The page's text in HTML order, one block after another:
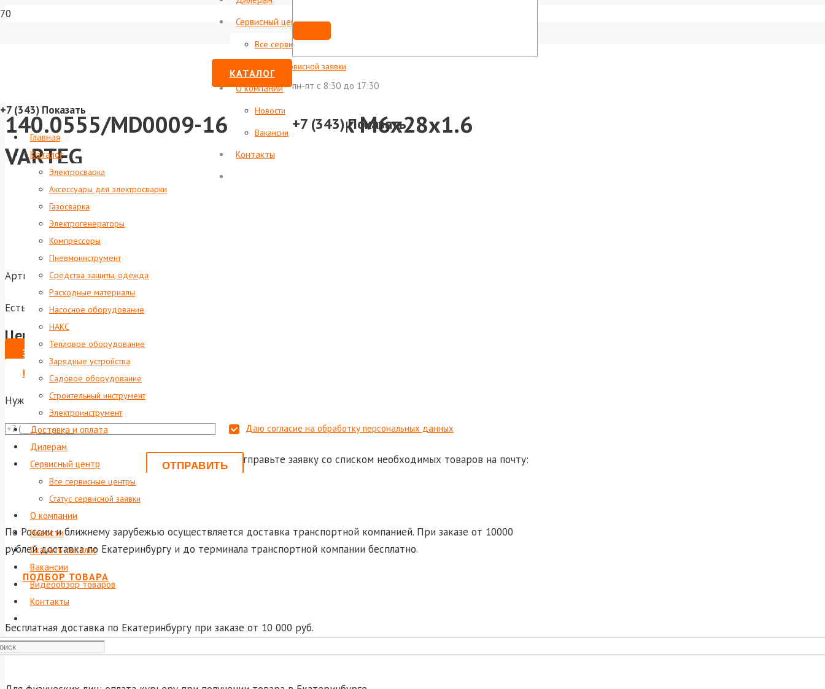
Сервисный центр
Все сервисные центры
Статус сервисной заявки
О компании
Новости
Вакансии
Контакты
КАТАЛОГ
пн-пт c 8:30 до 17:30
+7 (343)Показать
+7 (343) Показать
Главная
Каталог
Электросварка
Аксессуары для электросварки
Газосварка
Электрогенераторы
Компрессоры
Пневмоинструмент
Средства защиты, одежда
Расходные материалы
Насосное оборудование
НАКС
Тепловое оборудование
Зарядные устройства
Садовое оборудование
Строительный инструмент
Электроинструмент
Доставка и оплата
Дилерам
Сервисный центр
Все сервисные центры
Статус сервисной заявки
О компании
Новости
Скачать каталог
Вакансии
Видеообзор товаров
Контакты
140.0555/MD0009-16 Наконечник М6х28х1.6
VARTEG
Артикул: foxweld-6093
Есть в наличии
Цена по запросу
ЗАКАЗАТЬ
ВЫПИСАТЬ СЧЕТ НА ЮР. ЛИЦО
Нужна консультация?
Даю согласие на обработку персональных данных
Или отправьте заявку со списком необходимых товаров на почту:
shop@foxweld-ural.ru
По России и ближнему зарубежью осуществляется доставка транспортной компанией. При заказе от 10000
рублей доставка по Екатеринбургу и до терминала транспортной компании бесплатно.
ПОДБОР ТОВАРА
Бесплатная доставка по Екатеринбургу при заказе от 10 000 руб.